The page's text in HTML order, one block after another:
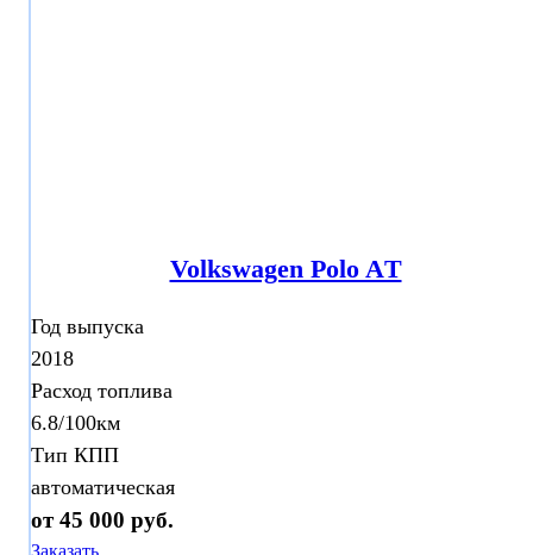
Volkswagen Polo AТ
Год выпуска
2018
Расход топлива
6.8/100км
Тип КПП
автоматическая
от 45 000 руб.
Заказать